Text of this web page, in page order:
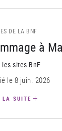
DE LA BNF
à
les sites BnF
le 8 juin. 2026
LA SUITE